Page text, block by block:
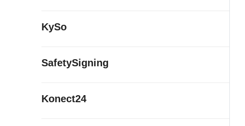
KySo
SafetySigning
Konect24